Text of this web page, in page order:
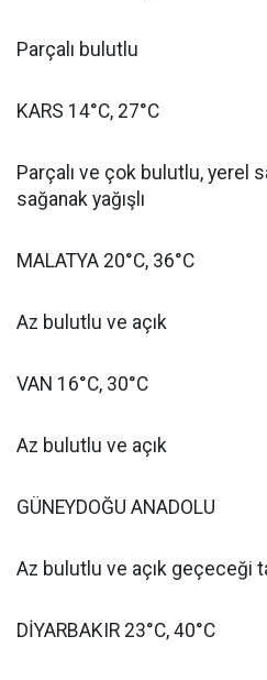
Parçalı bulutlu
KARS 14°C, 27°C
Parçalı ve çok bulutlu, yerel
sağanak yağışlı
MALATYA 20°C, 36°C
Az bulutlu ve açık
VAN 16°C, 30°C
Az bulutlu ve açık
GÜNEYDOĞU ANADOLU
Az bulutlu ve açık geçeceği
DİYARBAKIR 23°C, 40°C